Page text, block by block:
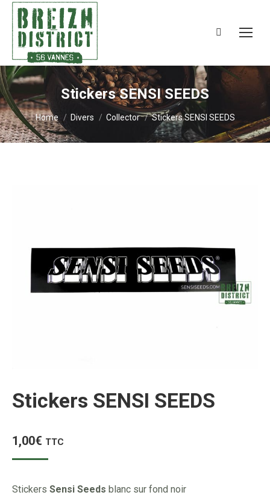
Search:
Stickers SENSI SEEDS
You are here:
Home Divers Collector Stickers SENSI SEEDS
Stickers SENSI SEEDS
1,00€ TTC
Stickers Sensi Seeds blanc sur fond noir